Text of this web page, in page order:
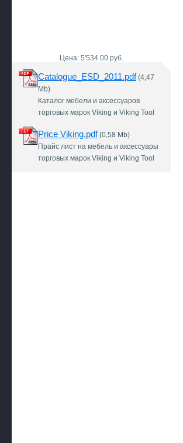
Цена: 5'534.00 руб.
Catalogue_ESD_2011.pdf(4,47
Mb)
Каталог мебели и аксессуаров
торговых марок Viking и Viking Tool
Price Viking.pdf(0,58 Mb)
Прайс лист на мебель и аксессуары
торговых марок Viking и Viking Tool